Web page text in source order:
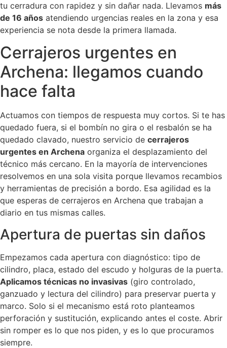
tu cerradura con rapidez y sin dañar nada. Llevamos más
de 16 años atendiendo urgencias reales en la zona y esa
experiencia se nota desde la primera llamada.
Cerrajeros urgentes en
Archena: llegamos cuando
hace falta
Actuamos con tiempos de respuesta muy cortos. Si te has
quedado fuera, si el bombín no gira o el resbalón se ha
quedado clavado, nuestro servicio de cerrajeros
urgentes en Archena organiza el desplazamiento del
técnico más cercano. En la mayoría de intervenciones
resolvemos en una sola visita porque llevamos recambios
y herramientas de precisión a bordo. Esa agilidad es la
que esperas de cerrajeros en Archena que trabajan a
diario en tus mismas calles.
Apertura de puertas sin daños
Empezamos cada apertura con diagnóstico: tipo de
cilindro, placa, estado del escudo y holguras de la puerta.
Aplicamos técnicas no invasivas (giro controlado,
ganzuado y lectura del cilindro) para preservar puerta y
marco. Solo si el mecanismo está roto planteamos
perforación y sustitución, explicando antes el coste. Abrir
sin romper es lo que nos piden, y es lo que procuramos
siempre.